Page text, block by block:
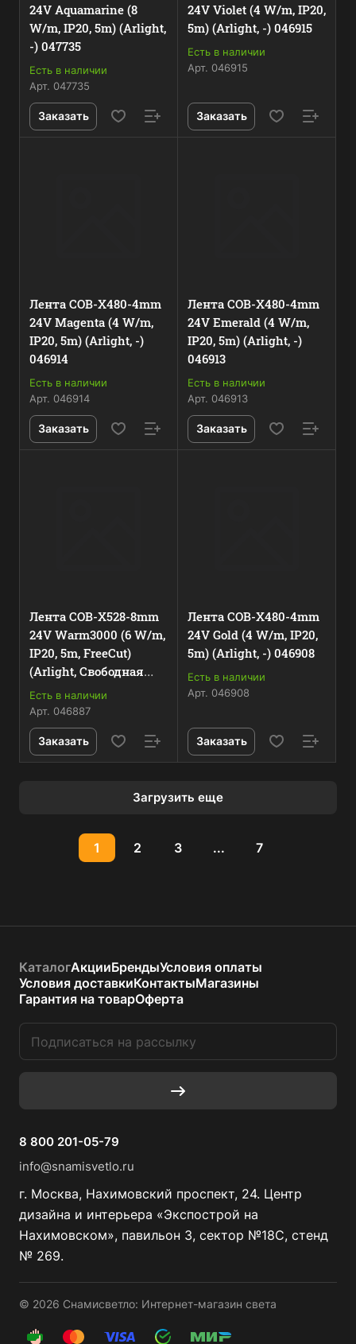
24V Aquamarine (8
W/m, IP20, 5m) (Arlight,
-) 047735
Есть в наличии
Арт. 047735
Заказать
24V Violet (4 W/m, IP20,
5m) (Arlight, -) 046915
Есть в наличии
Арт. 046915
Заказать
Лента COB-X480-4mm
24V Magenta (4 W/m,
IP20, 5m) (Arlight, -)
046914
Есть в наличии
Арт. 046914
Заказать
Лента COB-X480-4mm
24V Emerald (4 W/m,
IP20, 5m) (Arlight, -)
046913
Есть в наличии
Арт. 046913
Заказать
Лента COB-X528-8mm
24V Warm3000 (6 W/m,
IP20, 5m, FreeCut)
(Arlight, Свободная
резка) 046887
Есть в наличии
Арт. 046887
Заказать
Лента COB-X480-4mm
24V Gold (4 W/m, IP20,
5m) (Arlight, -) 046908
Есть в наличии
Арт. 046908
Заказать
Загрузить еще
1 2 3 ... 7
КаталогАкцииБрендыУсловия оплаты
Условия доставкиКонтактыМагазины
Гарантия на товарОферта
8 800 201-05-79
info@snamisvetlo.ru
г. Москва, Нахимовский проспект, 24. Центр
дизайна и интерьера «Экспострой на
Нахимовском», павильон 3, сектор №18С, стенд
№ 269.
© 2026 Снамисветло: Интернет-магазин света